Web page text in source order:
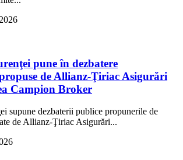
pune în dezbatere
de Allianz-Ţiriac Asigurări
Campion Broker
supune dezbaterii publice propunerile de
de Allianz-Ţiriac Asigurări...